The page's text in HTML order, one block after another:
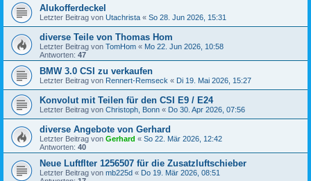
Alukofferdeckel
Letzter Beitrag von Utachrista « So 28. Jun 2026, 15:31
diverse Teile von Thomas Hom
Letzter Beitrag von TomHom « Mo 22. Jun 2026, 10:58
Antworten: 47
BMW 3.0 CSI zu verkaufen
Letzter Beitrag von Rennert-Remseck « Di 19. Mai 2026, 15:27
Konvolut mit Teilen für den CSI E9 / E24
Letzter Beitrag von Christoph, Bonn « Do 30. Apr 2026, 07:56
diverse Angebote von Gerhard
Letzter Beitrag von Gerhard « So 22. Mär 2026, 12:42
Antworten: 40
Neue Luftflter 1256507 für die Zusatzluftschieber
Letzter Beitrag von mb225d « Do 19. Mär 2026, 08:51